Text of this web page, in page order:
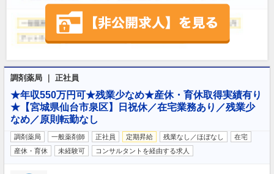
調剤薬局 ｜ 正社員
★年収550万円可★残業少なめ★産休・育休取得実績有り
★【宮城県仙台市泉区】日祝休／在宅業務あり／残業少
なめ／原則転勤なし
調剤薬局 一般薬剤師 正社員 定期昇給 残業なし／ほぼなし
在宅
産休・育休
未経験可 コンサルタントを経由する求人